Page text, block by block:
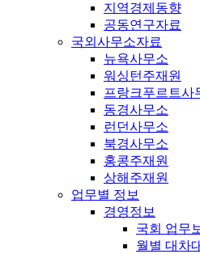
지역경제동향
공동연구자료
국외사무소자료
뉴욕사무소
워싱턴주재원
프랑크푸르트사
동경사무소
런던사무소
북경사무소
홍콩주재원
상해주재원
업무별 정보
경영정보
국회 업무
월별 대차